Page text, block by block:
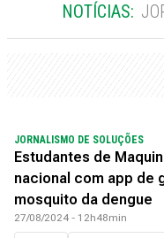
NOTÍCIAS:
JORNALISMO DE SOLUÇÕES
Estudantes de
nacional com app de
mosquito da dengue
27/08/2024 - 12h48min